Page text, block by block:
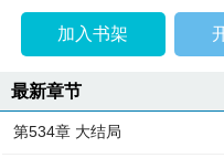
加入书架
最新章节
第534章 大结局